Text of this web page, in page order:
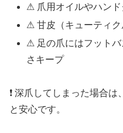
⚠ 爪用オイルやハン
⚠ 甘皮（キューティ
⚠ 足の爪にはフットバ
さキープ
❗ 深爪してしまった場合
と安心です。